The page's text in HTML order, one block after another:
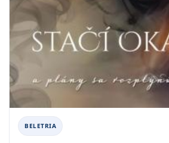
BELETRIA